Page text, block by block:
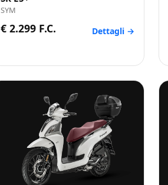
SYM
€ 2.299 F.C. Dettagli →